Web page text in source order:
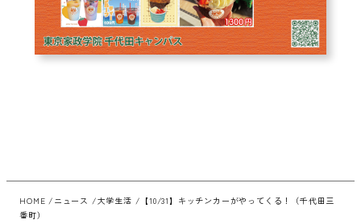
HOME ニュース 大学生活
【10/31】キッチンカーがやってくる！（千代田三
番町）